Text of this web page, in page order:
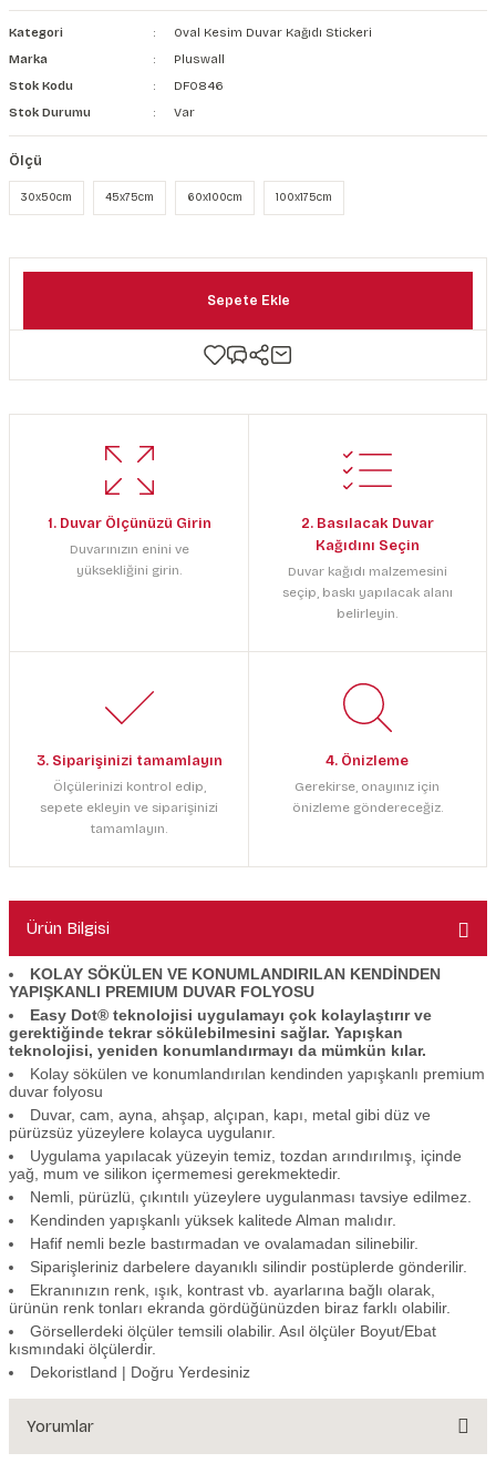
Duvar Kanvası
Kategori
Oval Kesim Duvar Kağıdı Stickeri
Marka
Pluswall
Stok Kodu
DF0846
Stok Durumu
Var
Ölçü
30x50cm 45x75cm 60x100cm 100x175cm
Sepete Ekle
1. Duvar Ölçünüzü Girin
Duvarınızın enini ve
yüksekliğini girin.
2. Basılacak Duvar
Kağıdını Seçin
Duvar kağıdı malzemesini
seçip, baskı yapılacak alanı
belirleyin.
3. Siparişinizi tamamlayın
Ölçülerinizi kontrol edip,
sepete ekleyin ve siparişinizi
tamamlayın.
4. Önizleme
Gerekirse, onayınız için
önizleme göndereceğiz.
Ürün Bilgisi
KOLAY SÖKÜLEN VE KONUMLANDIRILAN KENDİNDEN
YAPIŞKANLI PREMIUM DUVAR FOLYOSU
Easy Dot® teknolojisi uygulamayı çok kolaylaştırır ve
gerektiğinde tekrar sökülebilmesini sağlar. Yapışkan
teknolojisi, yeniden konumlandırmayı da mümkün kılar.
Kolay sökülen ve konumlandırılan kendinden yapışkanlı premium
duvar folyosu
Duvar, cam, ayna, ahşap, alçıpan, kapı, metal gibi düz ve
pürüzsüz yüzeylere kolayca uygulanır.
Uygulama yapılacak yüzeyin temiz, tozdan arındırılmış, içinde
yağ, mum ve silikon içermemesi gerekmektedir.
Nemli, pürüzlü, çıkıntılı yüzeylere uygulanması tavsiye edilmez.
Kendinden yapışkanlı yüksek kalitede Alman malıdır.
Hafif nemli bezle bastırmadan ve ovalamadan silinebilir.
Siparişleriniz darbelere dayanıklı silindir postüplerde gönderilir.
Ekranınızın renk, ışık, kontrast vb. ayarlarına bağlı olarak,
ürünün renk tonları ekranda gördüğünüzden biraz farklı olabilir.
Görsellerdeki ölçüler temsili olabilir. Asıl ölçüler Boyut/Ebat
kısmındaki ölçülerdir.
Dekoristland | Doğru Yerdesiniz
Yorumlar